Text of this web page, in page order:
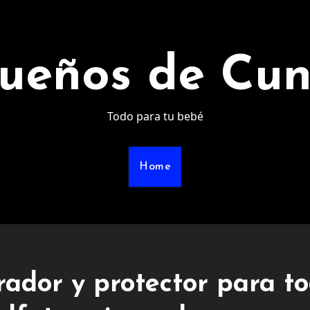
de
Todo para tu bebé
Home
y protector para